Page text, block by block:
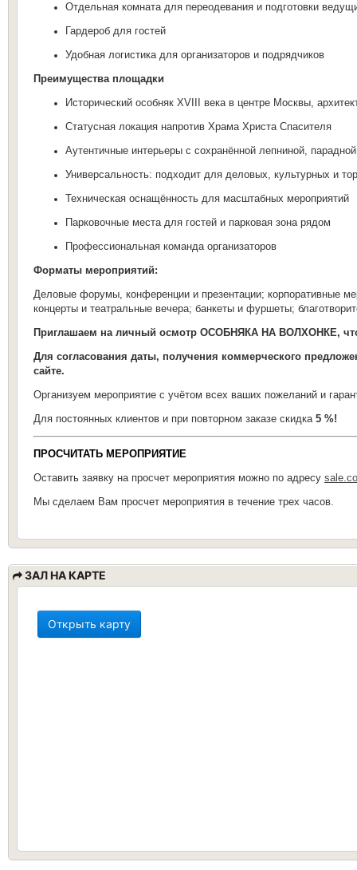
Отдельная комната для переодевания и подготовки
Гардероб для гостей
Удобная логистика для организаторов и подрядчиков
Преимущества площадки
Исторический особняк XVIII века в центре Москвы,
Статусная локация напротив Храма Христа Спасителя
Аутентичные интерьеры с сохранённой лепниной,
Универсальность: подходит для деловых, культурных и
Техническая оснащённость для масштабных мероприятий
Парковочные места для гостей и парковая зона рядом
Профессиональная команда организаторов
Форматы мероприятий:
Деловые форумы, конференции и презентации; корпоративные
концерты и театральные вечера; банкеты и фуршеты;
Приглашаем на личный осмотр ОСОБНЯКА НА ВОЛХОНКЕ,
Для согласования даты, получения коммерческого
сайте.
Организуем мероприятие с учётом всех ваших пожеланий и
Для постоянных клиентов и при повторном заказе скидка 5 %!
ПРОСЧИТАТЬ МЕРОПРИЯТИЕ
Оставить заявку на просчет мероприятия можно по адресу
Мы сделаем Вам просчет мероприятия в течение трех часов.
ЗАЛ НА КАРТЕ
Открыть карту